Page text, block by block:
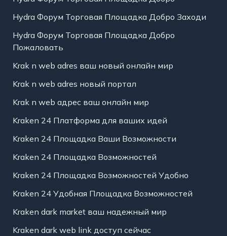
Hydra Форум Торговая Площадка Добро Заходи
Hydra Форум Торговая Площадка Добро
Пожаловать
Krak n web adres ваш новый онлайн мир
Krak n web adres новый портал
Krak n web адрес ваш онлайн мир
Kraken 24 Платформа для ваших идей
Kraken 24 Площадка Ваши Возможности
Kraken 24 Площадка Возможностей
Kraken 24 Площадка Возможностей Удобно
Kraken 24 Удобная Площадка Возможностей
Kraken dark market ваш надежный мир
Kraken dark web link доступ сейчас